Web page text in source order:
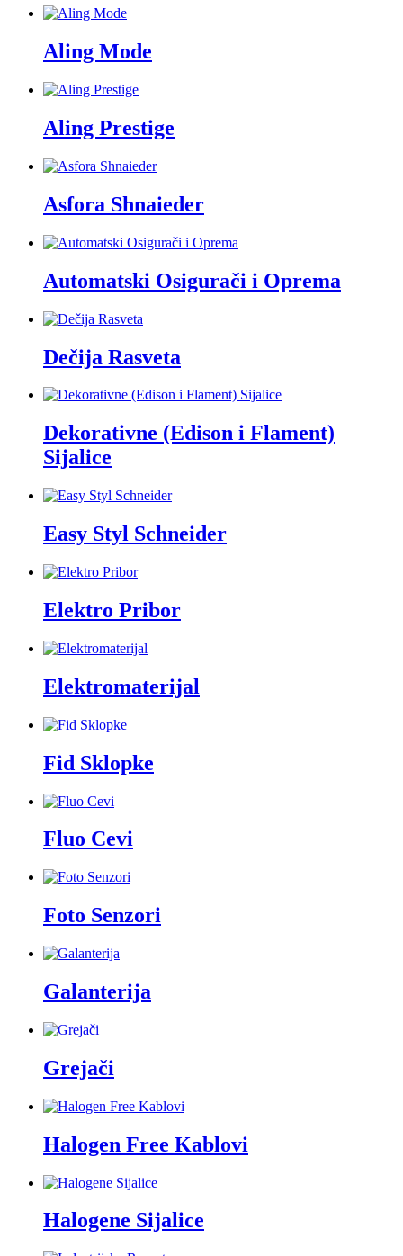
Aling Mode
Aling Prestige
Asfora Shnaieder
Automatski Osigurači i Oprema
Dečija Rasveta
Dekorativne (Edison i Flament)
Sijalice
Easy Styl Schneider
Elektro Pribor
Elektromaterijal
Fid Sklopke
Fluo Cevi
Foto Senzori
Galanterija
Grejači
Halogen Free Kablovi
Halogene Sijalice